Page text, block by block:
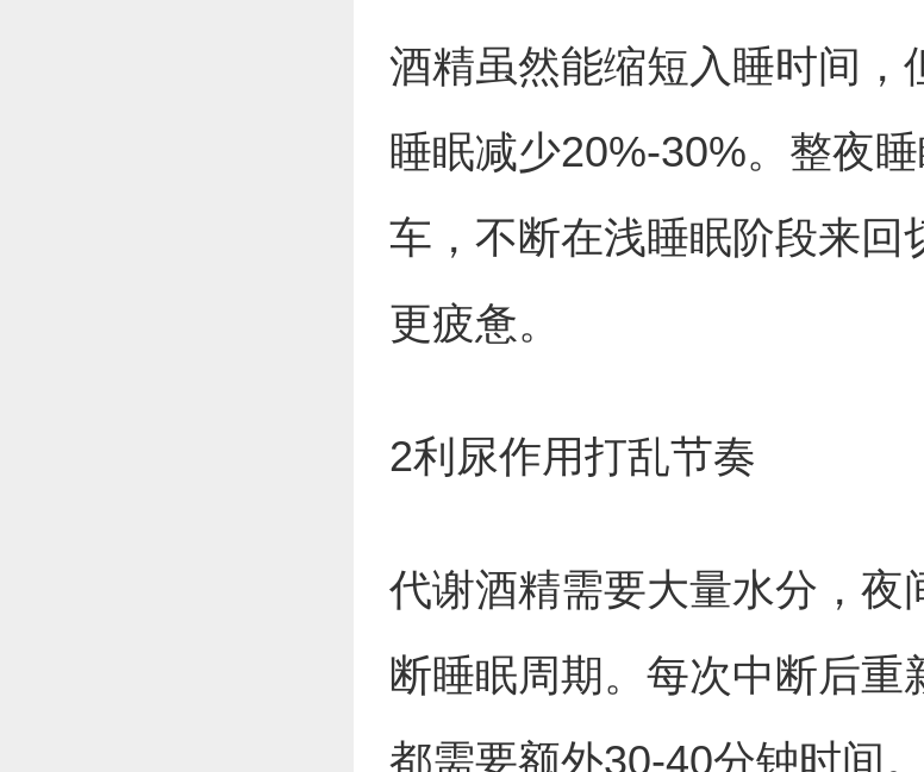
酒精虽然能缩短入睡时间，
睡眠减少20%-30%。整夜
车，不断在浅睡眠阶段来回
更疲惫。
2利尿作用打乱节奏
代谢酒精需要大量水分，夜
断睡眠周期。每次中断后重
都需要额外30-40分钟时间。